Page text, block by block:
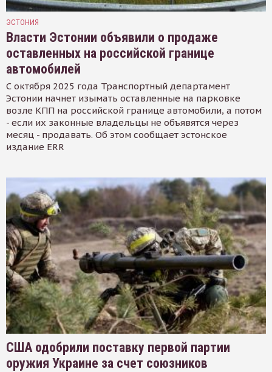
ЭСТОНИЯ
Власти Эстонии объявили о продаже
оставленных на российской границе
автомобилей
С октября 2025 года Транспортный департамент
Эстонии начнет изымать оставленные на парковке
возле КПП на российской границе автомобили, а потом
- если их законные владельцы не объявятся через
месяц - продавать. Об этом сообщает эстонское
издание ERR
США одобрили поставку первой партии
оружия Украине за счет союзников